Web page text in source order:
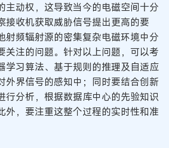
主动权，这导致当今的电磁空间十分
接收机获取威胁信号提出更高的要
射频辐射源的密集复杂电磁环境中分
关注的问题。针对以上问题，可以考
学习算法、基于规则的推理及自适应
外界信号的感知中；同时要结合创新
行分析，根据数据库中心的先验知识
外，要注重这整个过程的实时性和准